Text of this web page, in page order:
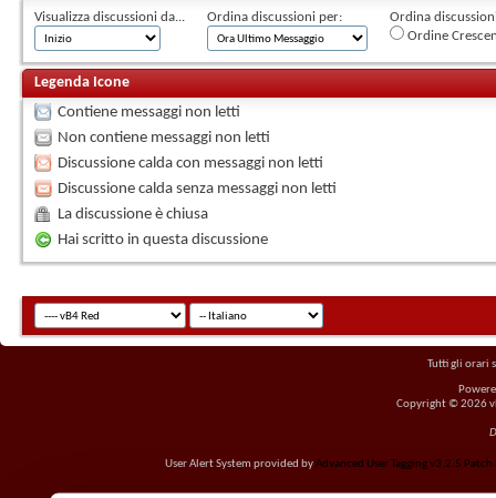
Visualizza discussioni da... Ordina discussioni per:
Ordina
Ordine
Legenda Icone
Contiene messaggi non letti
Non contiene messaggi non letti
Discussione calda con messaggi non letti
Discussione calda senza messaggi non letti
La discussione è chiusa
Hai scritto in questa discussione
Tutti gli orari
Copyright © 2026
User Alert System provided byAdvanced User Tagging v3.2.5 Patch